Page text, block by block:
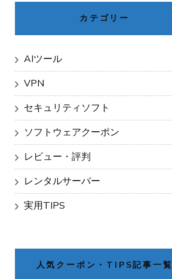
カテゴリー
AIツール
VPN
セキュリティソフト
ソフトウェアクーポン
レビュー・評判
レンタルサーバー
実用TIPS
人気クーポン・TIPS記事一覧